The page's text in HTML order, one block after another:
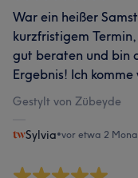
War ein heißer
kurzfristigem
gut beraten und bin
Ergebnis! Ich
Gestylt von Zübeyde
Sylvia•vor etwa 2